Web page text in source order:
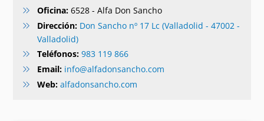
Oficina:6528 - Alfa Don Sancho
Dirección: Don Sancho nº 17 Lc (Valladolid - 47002 -
Valladolid)
Teléfonos: 983 119 866
Email: info@alfadonsancho.com
Web: alfadonsancho.com